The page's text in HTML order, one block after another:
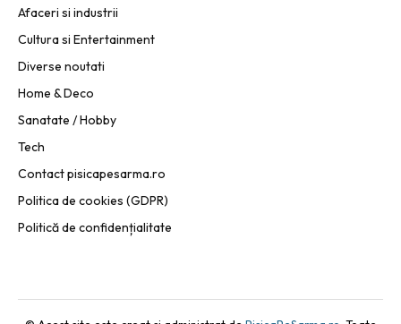
Afaceri si industrii
Cultura si Entertainment
Diverse noutati
Home & Deco
Sanatate / Hobby
Tech
Contact pisicapesarma.ro
Politica de cookies (GDPR)
Politică de confidențialitate